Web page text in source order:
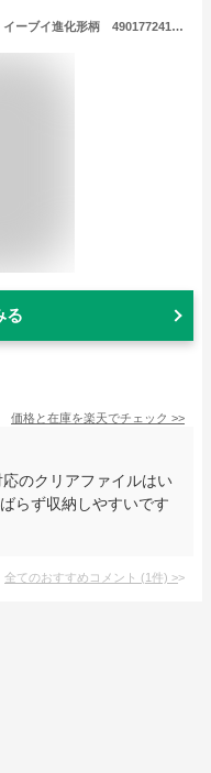
ポケモン クリアファイル A4 E イーブイ進化形柄 4901772414261 [M便 1/8]
る
価格と在庫を楽天でチェック >>
のクリアファイルはい
らず収納しやすいです
全てのおすすめコメント (1件) >